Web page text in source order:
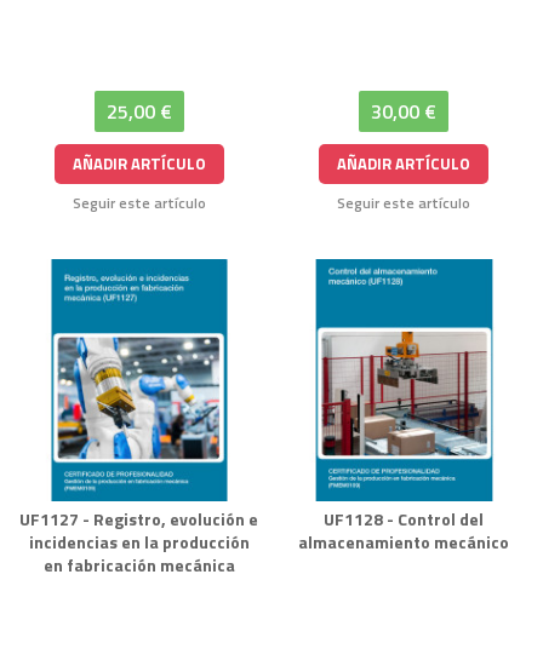
25,00 €
AÑADIR ARTÍCULO
Seguir este artículo
30,00 €
AÑADIR ARTÍCULO
Seguir este artículo
UF1127 - Registro, evolución e
incidencias en la producción
en fabricación mecánica
UF1128 - Control del
almacenamiento mecánico